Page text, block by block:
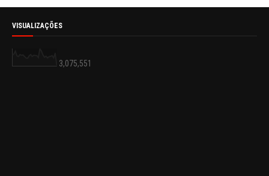
VISUALIZAÇÕES
3,075,551